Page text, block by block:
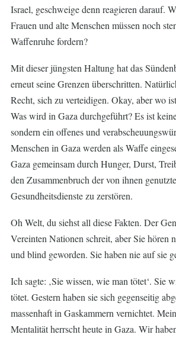
Israel, geschweige denn reagieren darauf.
Frauen und alte Menschen müssen noch
Waffenruhe fordern?
Mit dieser jüngsten Haltung hat das
erneut seine Grenzen überschritten.
Recht, sich zu verteidigen. Okay, aber wo
Was wird in Gaza durchgeführt? Es ist
sondern ein offenes und
Menschen in Gaza werden als Waffe
Gaza gemeinsam durch Hunger, Durst,
den Zusammenbruch der von ihnen
Gesundheitsdienste zu zerstören.
Oh Welt, du siehst all diese Fakten. Der
Vereinten Nationen schreit, aber Sie hören
und blind geworden. Sie haben nie auf sie
Ich sagte: ‚Sie wissen, wie man tötet‘. Sie
tötet. Gestern haben sie sich gegenseitig
massenhaft in Gaskammern vernichtet.
Mentalität herrscht heute in Gaza. Wir